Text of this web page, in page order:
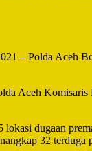
– Polda Aceh
Aceh Komisaris
lokasi dugaan
32 terduga